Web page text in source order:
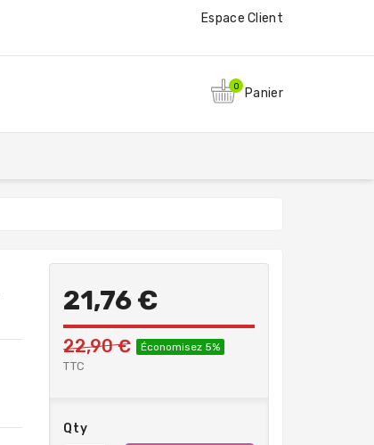
Espace Client
0 Panier
21,76 €
22,90 € Économisez 5%
TTC
Qty